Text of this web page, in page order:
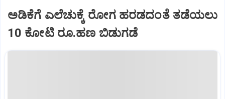
ಅಡಿಕೆಗೆ ಎಲೆಚುಕ್ಕೆ ರೋಗ ಹರಡದಂತೆ ತಡೆಯಲು
10 ಕೋಟಿ ರೂ.ಹಣ ಬಿಡುಗಡೆ